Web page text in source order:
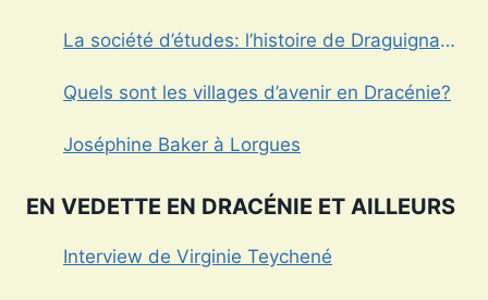
La société d’études: l’histoire de Draguignan
Quels sont les villages d’avenir en Dracénie?
Joséphine Baker à Lorgues
EN VEDETTE EN DRACÉNIE ET AILLEURS
Interview de Virginie Teychené